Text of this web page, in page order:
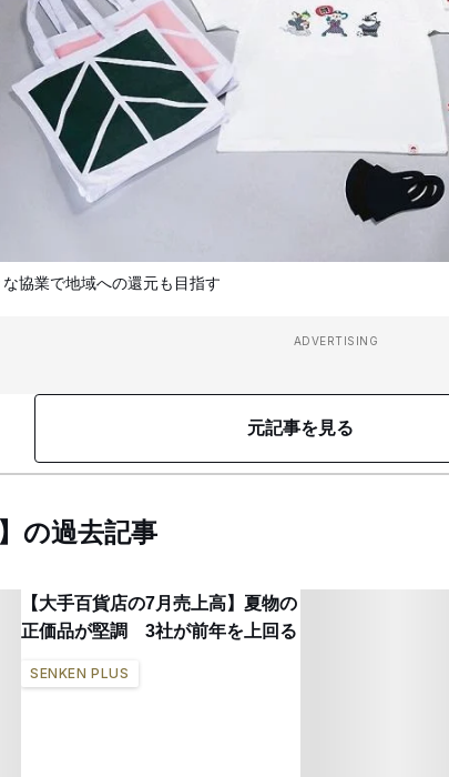
協業で地域への還元も目指す
ADVERTISING
元記事を見る
の過去記事
【大手百貨店の7月売上高】夏物の
正価品が堅調 3社が前年を上回る
SENKEN PLUS